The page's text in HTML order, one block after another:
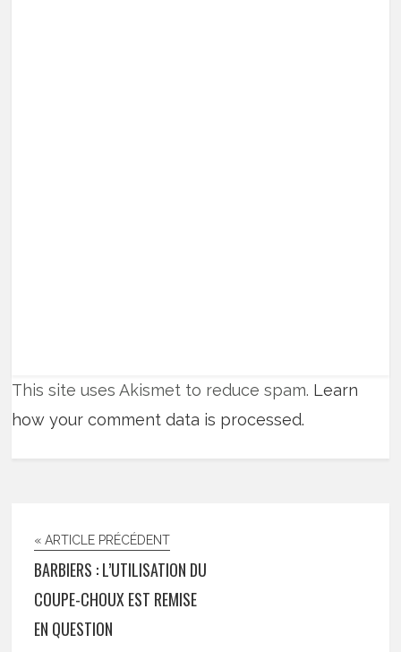
This site uses Akismet to reduce spam. Learn
how your comment data is processed.
« ARTICLE PRÉCÉDENT
BARBIERS : L’UTILISATION DU
COUPE-CHOUX EST REMISE
EN QUESTION